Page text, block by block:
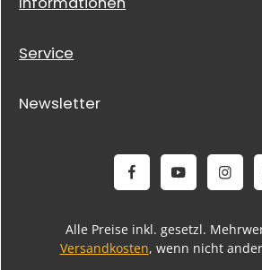
Service
Newsletter
Alle Preise inkl. gesetzl.
Versandkosten, wenn nicht